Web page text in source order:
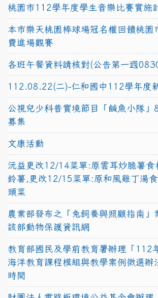
桃園市112學年度學生音樂比賽實施
本市樂天桃園棒球場冠名權回饋桃園
費進場觀賽
各班午餐資料請核對(公告第一週
112.08.22(二)-仁和國中112學年度
公視兒少科普實境節目「鹹魚小隊
募集
文康活動
沅益更改12/14菜單:原雲耳炒脆薯食
鈴薯,更改12/15菜單:原和風雞丁湯
頭菜
農業部發布之「兔飼養與照顧指南」
該部動物保護資訊網
教育部國民及學前教育署辦理「112
海洋教育課程模組與教學案例徵選辦
時間